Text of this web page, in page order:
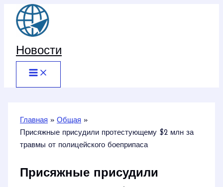
Перейти
содержимому
Новости
Главная
Общая
Присяжные присудили протестующему $2 млн за
травмы от полицейского боеприпаса
Присяжные присудили